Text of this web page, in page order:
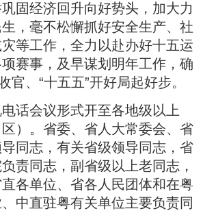
固经济回升向好势头，加大力
，毫不松懈抓好安全生产、社
等工作，全力以赴办好十五运
赛事，及早谋划明年工作，确
官、“十五五”开好局起好步。
会议形式开至各地级以上
）。省委、省人大常委会、省
同志，有关省级领导同志，省
责同志，副省级以上老同志，
各单位、省各人民团体和在粤
中直驻粤有关单位主要负责同